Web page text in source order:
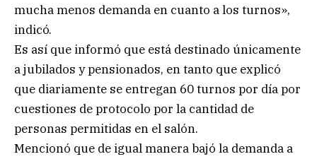
mucha menos demanda en cuanto a los turnos»,
indicó.
Es así que informó que está destinado únicamente
a jubilados y pensionados, en tanto que explicó
que diariamente se entregan 60 turnos por día por
cuestiones de protocolo por la cantidad de
personas permitidas en el salón.
Mencionó que de igual manera bajó la demanda a